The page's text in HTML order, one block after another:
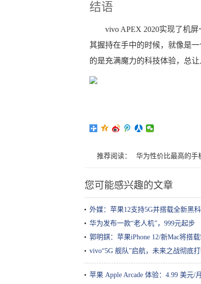
结语
vivo APEX 2020实现了机
其握持在手中的时候，就像是
的是充满魔力的科技体验，总
推荐阅读： 华为性价比最高的手
您可能感兴趣的文章
外媒：苹果12支持5G并搭载全新黑
华为发布一款“老人机”，999元起步
郭明錤：苹果iPhone 12/新Mac将搭
vivo“5G 舰队”启航，未来之战彻底
苹果 Apple Arcade 体验：4.99 美元/